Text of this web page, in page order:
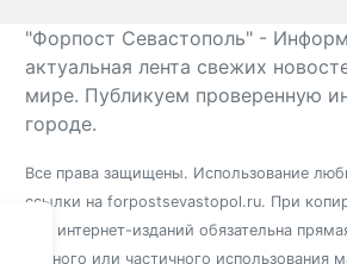
"Форпост Севастополь" -
актуальная лента свежих
мире. Публикуем проверенную
городе.
Все права защищены. Использование
ссылки на forpostsevastopol.ru. При
для интернет-изданий обязательна
полного или частичного